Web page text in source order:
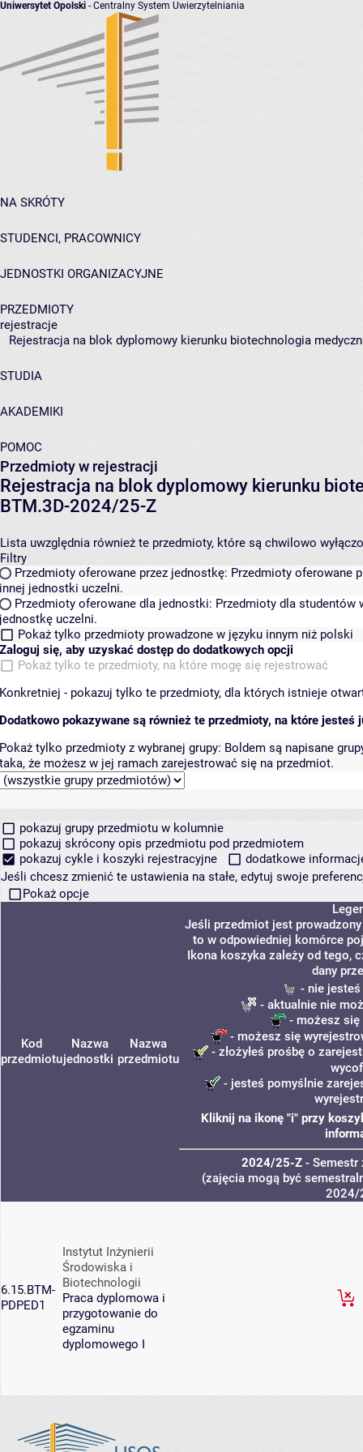
Uniwersytet Opolski - Centralny System Uwierzytelniania
NA SKRÓTY
STUDENCI, PRACOWNICY
JEDNOSTKI ORGANIZACYJNE
PRZEDMIOTY
rejestracje
Rejestracja na blok dyplomowy kierunku biotechnologia
STUDIA
AKADEMIKI
POMOC
Przedmioty w rejestracji
Rejestracja na blok dyplomowy kierunku
BTM.3D-2024/25-Z
Lista uwzględnia również te przedmioty, które są chwilowo
Filtry
Przedmioty oferowane przez jednostkę: Przedmioty oferowane
innej jednostki uczelni.
Przedmioty oferowane dla jednostki: Przedmioty dla studentów
jednostkę uczelni.
Pokaż tylko przedmioty prowadzone w języku innym niż polski
Zaloguj się, aby uzyskać dostęp do dodatkowych opcji
Pokaż tylko te przedmioty, na które mogę się rejestrować
Konkretniej - pokazuj tylko te przedmioty, dla których istnieje
Dodatkowo pokazywane są również te przedmioty, na które jesteś
Pokaż tylko przedmioty z wybranej grupy: Boldem są napisane
taka, że możesz w jej ramach zarejestrować się na przedmiot.
pokazuj grupy przedmiotu w kolumnie
pokazuj skrócony opis przedmiotu pod przedmiotem
pokazuj cykle i koszyki rejestracyjne
dodatkowe
Jeśli chcesz zmienić te ustawienia na stałe, edytuj swoje
Pokaż opcje
Kod
przedmiotu
Nazwa
jednostki
Nazwa
przedmiotu
Jeśli przedmiot jest
to w odpowiedniej komórce
Ikona koszyka zależy od tego,
dany
- nie
- aktualnie nie
- możesz
- możesz się
- złożyłeś prośbę o
- jesteś pomyślnie
Kliknij na ikonę "i" przy
2024/25-Z- Semestr
(zajęcia mogą być
2024/
6.15.BTM-
PDPED1
Instytut Inżynierii
Środowiska i
Biotechnologii
Praca dyplomowa i
przygotowanie do
egzaminu
dyplomowego I